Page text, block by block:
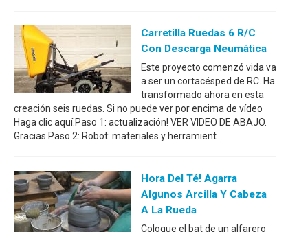
Carretilla Ruedas 6 R/C
Con Descarga Neumática
Este proyecto comenzó vida va
a ser un cortacésped de RC. Ha
transformado ahora en esta
creación seis ruedas. Si no puede ver por encima de vídeo
Haga clic aquí.Paso 1: actualización! VER VIDEO DE ABAJO.
Gracias.Paso 2: Robot: materiales y herramient
Hora Del Té! Agarra
Algunos Arcilla Y Cabeza
A La Rueda
Coloque el bat de un alfarero